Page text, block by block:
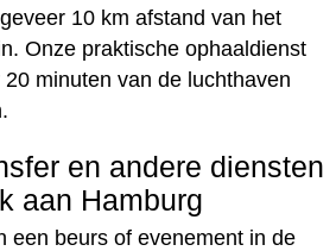
10 km afstand van het
Onze praktische ophaaldienst
minuten van de luchthaven
en andere diensten
aan Hamburg
een beurs of evenement in de